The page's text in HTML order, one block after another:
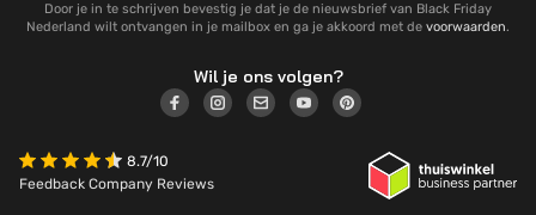
Door je in te schrijven bevestig je dat je de nieuwsbrief van Black Friday
Nederland wilt ontvangen in je mailbox en ga je akkoord met de voorwaarden.
Wil je ons volgen?
8.7/10
Feedback Company Reviews